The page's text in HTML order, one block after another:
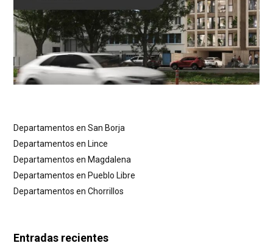
Departamentos en San Borja
Departamentos en Lince
Departamentos en Magdalena
Departamentos en Pueblo Libre
Departamentos en Chorrillos
Entradas recientes